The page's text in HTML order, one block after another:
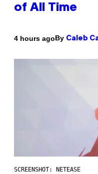
of All Time
4 hours agoBy Caleb
SCREENSHOT: NETEASE